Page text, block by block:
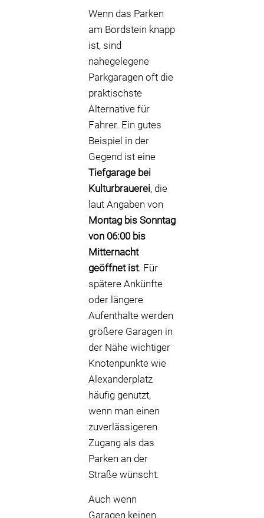
Wenn das Parken
am Bordstein knapp
ist, sind
nahegelegene
Parkgaragen oft die
praktischste
Alternative für
Fahrer. Ein gutes
Beispiel in der
Gegend ist eine
Tiefgarage bei
Kulturbrauerei, die
laut Angaben von
Montag bis Sonntag
von 06:00 bis
Mitternacht
geöffnet ist. Für
spätere Ankünfte
oder längere
Aufenthalte werden
größere Garagen in
der Nähe wichtiger
Knotenpunkte wie
Alexanderplatz
häufig genutzt,
wenn man einen
zuverlässigeren
Zugang als das
Parken an der
Straße wünscht.
Auch wenn
Garagen keinen